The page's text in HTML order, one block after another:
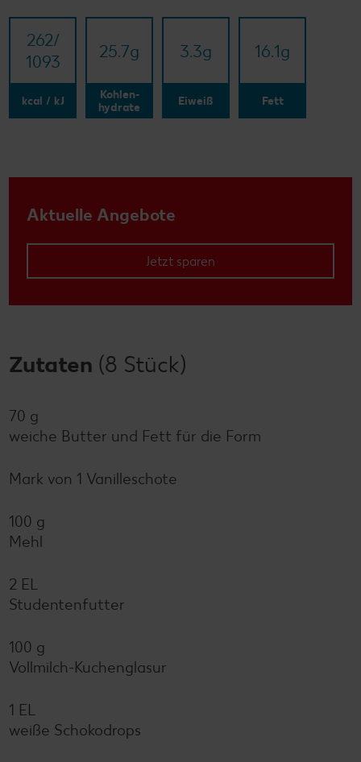
262/​
1093
kcal / kJ
25.7g
Kohlen-
hydrate
3.3g
Eiweiß
16.1g
Fett
Aktuelle Angebote
Jetzt sparen
Zutaten (8 Stück)
70 g
weiche Butter und Fett für die Form
Mark von 1 Vanilleschote
100 g
Mehl
2 EL
Studentenfutter
100 g
Vollmilch-Kuchenglasur
1 EL
weiße Schokodrops